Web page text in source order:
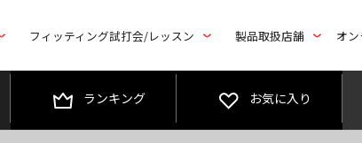
フィッティング試打会/レッスン 製品取扱店舗 オ
ランキング お気に入り
・発送・お問い合わせ＞